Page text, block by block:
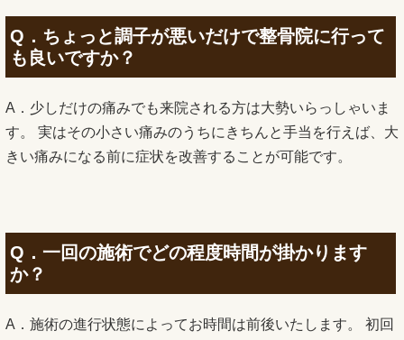
Q．ちょっと調子が悪いだけで整骨院に行って
も良いですか？
A．少しだけの痛みでも来院される方は大勢いらっしゃいま
す。 実はその小さい痛みのうちにきちんと手当を行えば、大
きい痛みになる前に症状を改善することが可能です。
Q．一回の施術でどの程度時間が掛かります
か？
A．施術の進行状態によってお時間は前後いたします。 初回